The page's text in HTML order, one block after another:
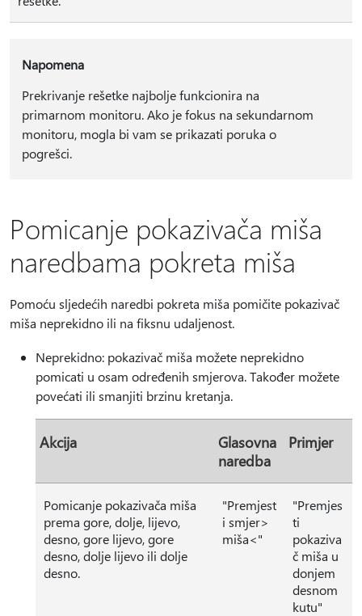
Napomena
Prekrivanje rešetke najbolje funkcionira na
primarnom monitoru. Ako je fokus na sekundarnom
monitoru, mogla bi vam se prikazati poruka o
pogrešci.
Pomicanje pokazivača miša
naredbama pokreta miša
Pomoću sljedećih naredbi pokreta miša pomičite pokazivač
miša neprekidno ili na fiksnu udaljenost.
Neprekidno: pokazivač miša možete neprekidno
pomicati u osam određenih smjerova. Također možete
povećati ili smanjiti brzinu kretanja.
Akcija
Glasovna
naredba
Primjer
Pomicanje pokazivača miša
prema gore, dolje, lijevo,
desno, gore lijevo, gore
desno, dolje lijevo ili dolje
desno.
"Premjest
i smjer>
miša<"
"Premjes
ti
pokaziva
č miša u
donjem
desnom
kutu"